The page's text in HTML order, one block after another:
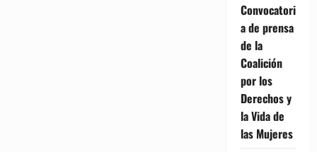
Convocatori
a de prensa
de la
Coalición
por los
Derechos y
la Vida de
las Mujeres